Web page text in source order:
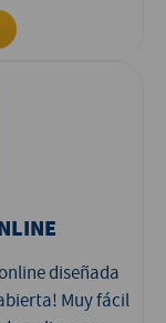
diseñada
Muy fácil